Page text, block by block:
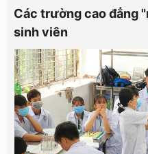
Các trường cao đẳng
sinh viên